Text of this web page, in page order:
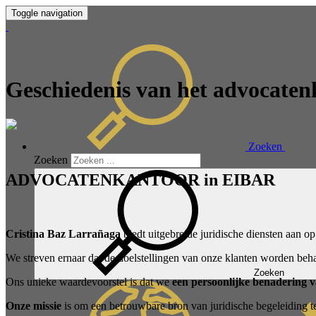
Toggle navigation
Zoeken
Zoeken
Zoeken
Geschiedenis van het
ADVOCATENKANTOOR in EIBAR
Cristina Baz Larrañagabiedt uitgebreide juridische diensten aan
We streven ernaar dat de doelstellingen van onze klanten worden
Ons unieke waardevoorstel is dat weeen persoonlijke benadering
Onze missie is om een betrouwbare bron van juridische begeleiding